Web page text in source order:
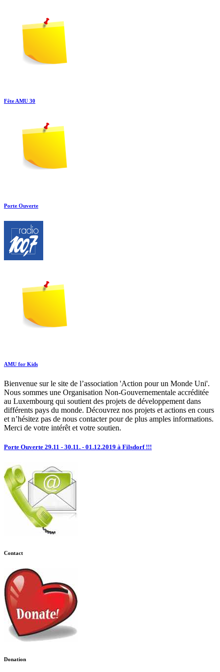
Fête AMU 30
Porte Ouverte
AMU for Kids
Bienvenue sur le site de l’association 'Action pour un Monde Uni'.
Nous sommes une Organisation Non-Gouvernementale accréditée
au Luxembourg qui soutient des projets de développement dans
différents pays du monde. Découvrez nos projets et actions en cours
et n’hésitez pas de nous contacter pour de plus amples informations.
Merci de votre intérêt et votre soutien.
Porte Ouverte 29.11 - 30.11. - 01.12.2019 à Filsdorf !!!
Contact
Donation